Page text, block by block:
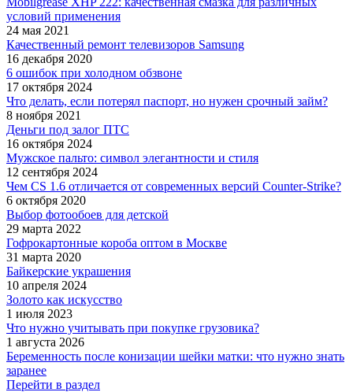
условий применения
24 мая 2021
Качественный ремонт телевизоров Samsung
16 декабря 2020
6 ошибок при холодном обзвоне
17 октября 2024
Что делать, если потерял паспорт, но нужен срочный займ?
8 ноября 2021
Деньги под залог ПТС
16 октября 2024
Мужское пальто: символ элегантности и стиля
12 сентября 2024
Чем CS 1.6 отличается от современных версий Counter-Strike?
6 октября 2020
Выбор фотообоев для детской
29 марта 2022
Гофрокартонные короба оптом в Москве
31 марта 2020
Байкерские украшения
10 апреля 2024
Золото как искусство
1 июля 2023
Что нужно учитывать при покупке грузовика?
1 августа 2026
Беременность после конизации шейки матки: что нужно знать
заранее
Перейти в раздел